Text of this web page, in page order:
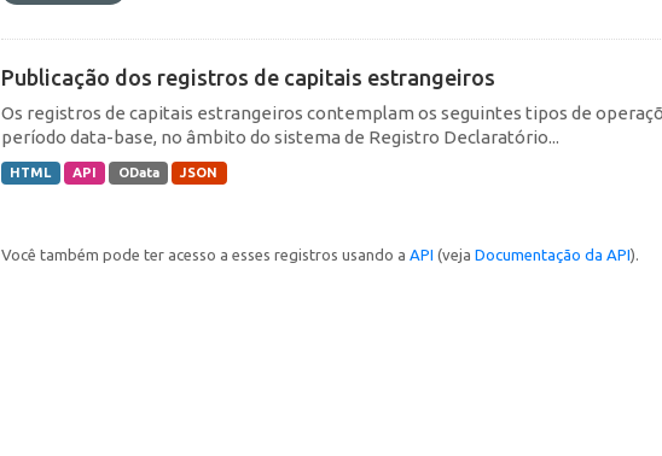
Publicação dos registros de capitais estrangeiros
Os registros de capitais estrangeiros contemplam os seguintes tipos de
período data-base, no âmbito do sistema de Registro Declaratório...
HTML API OData JSON
Você também pode ter acesso a esses registros usando a API (veja Documentação da API).